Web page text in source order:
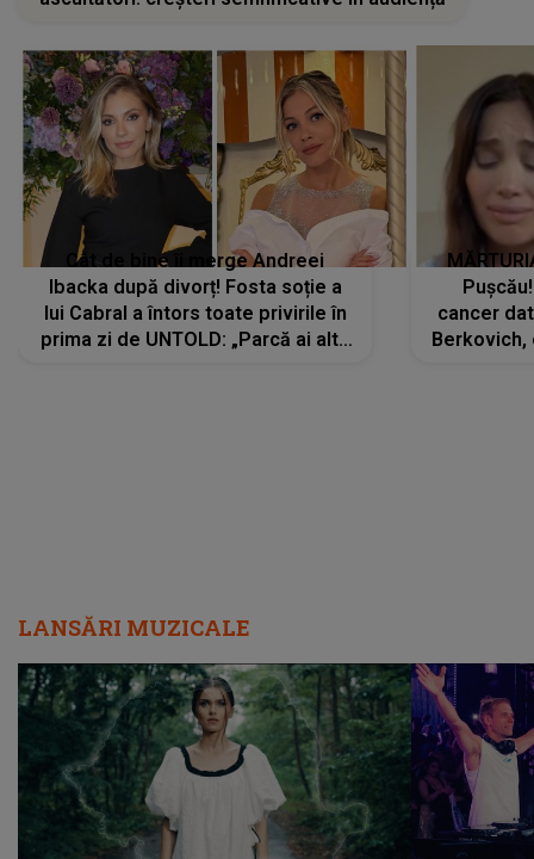
Cât de bine îi merge Andreei
Ibacka după divorț! Fosta soție a
lui Cabral a întors toate privirile în
prima zi de UNTOLD: „Parcă ai altă
cancer
LANSĂRI MUZICALE